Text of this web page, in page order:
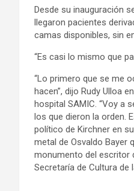
Desde su inauguración
llegaron pacientes
camas disponibles, sin
“Es casi lo mismo que
“Lo primero que se me
hacen”, dijo Rudy Ulloa
hospital SAMIC. “Voy a
los que dieron la orden.
político de Kirchner en
metal de Osvaldo Bayer
monumento del escritor
Secretaría de Cultura de